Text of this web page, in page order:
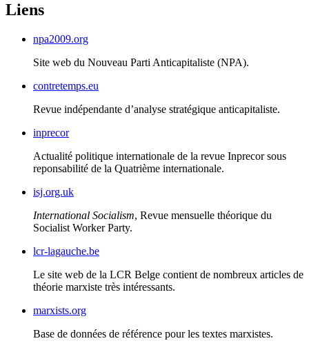
Liens
npa2009.org
Site web du Nouveau Parti Anticapitaliste (NPA).
contretemps.eu
Revue indépendante d’analyse stratégique anticapitaliste.
inprecor
Actualité politique internationale de la revue Inprecor sous
reponsabilité de la Quatrième internationale.
isj.org.uk
International Socialism, Revue mensuelle théorique du
Socialist Worker Party.
lcr-lagauche.be
Le site web de la LCR Belge contient de nombreux articles de
théorie marxiste très intéressants.
marxists.org
Base de données de référence pour les textes marxistes.